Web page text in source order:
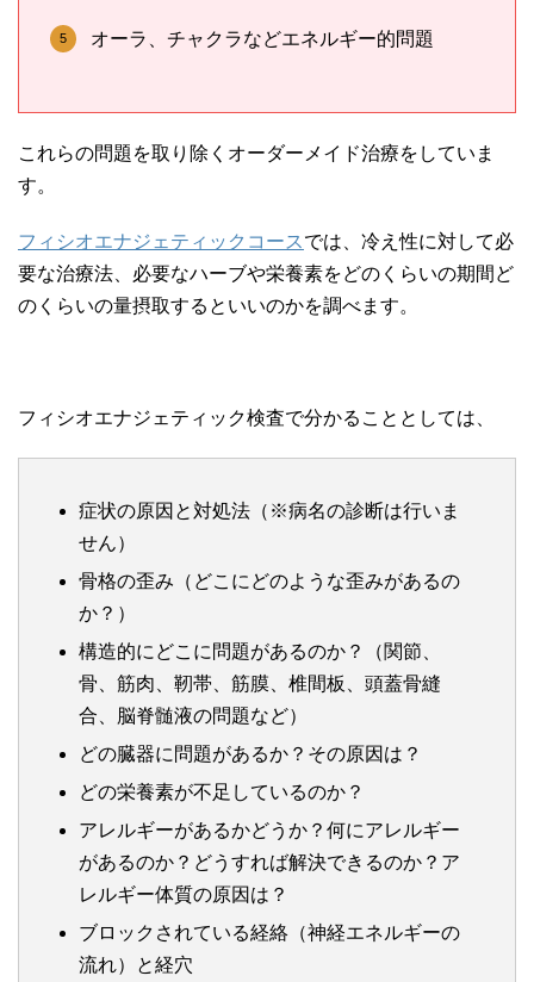
オーラ、チャクラなどエネルギー的問題
これらの問題を取り除くオーダーメイド治療をしていま
す。
フィシオエナジェティックコース では、冷え性に対して必
要な治療法、必要なハーブや栄養素をどのくらいの期間ど
のくらいの量摂取するといいのかを調べます。
フィシオエナジェティック検査で分かることとしては、
症状の原因と対処法（※病名の診断は行いま
せん）
骨格の歪み（どこにどのような歪みがあるの
か？）
構造的にどこに問題があるのか？（関節、
骨、筋肉、靭帯、筋膜、椎間板、頭蓋骨縫
合、脳脊髄液の問題など）
どの臓器に問題があるか？その原因は？
どの栄養素が不足しているのか？
アレルギーがあるかどうか？何にアレルギー
があるのか？どうすれば解決できるのか？ア
レルギー体質の原因は？
ブロックされている経絡（神経エネルギーの
流れ）と経穴